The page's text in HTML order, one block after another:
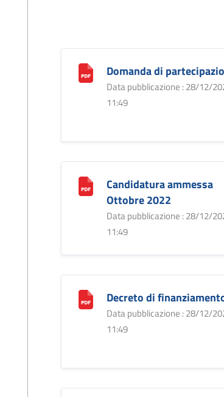
Domanda di
Data pubblicazione : 28/12/
11:49
Candidatura ammessa
Ottobre 2022
Data pubblicazione : 28/12/
11:49
Decreto di
Data pubblicazione : 28/12/
11:49